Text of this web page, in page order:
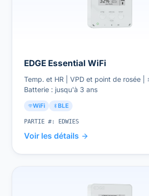
EDGE Essential WiFi
Temp. et HR | VPD et point de rosée |
Batterie : jusqu'à 3 ans
WiFi BLE
PARTIE #: EDWIES
Voir les détails